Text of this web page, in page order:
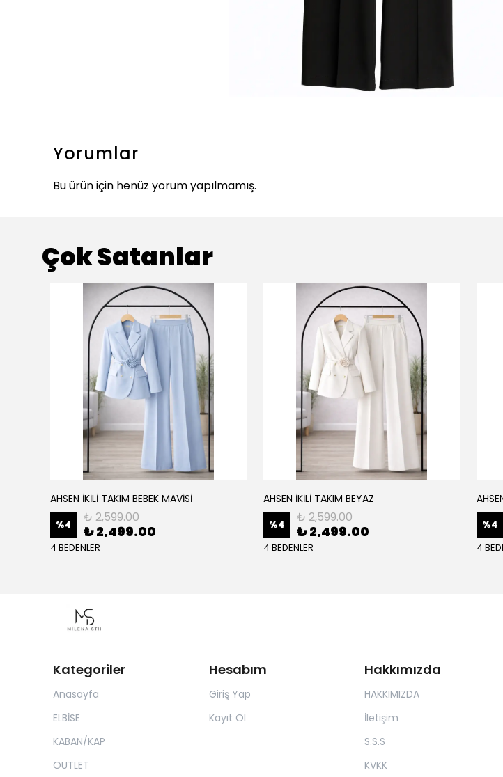
Yorumlar
Bu ürün için henüz yorum yapılmamış.
Çok Satanlar
AHSEN İKİLİ TAKIM BEBEK MAVİSİ
%4 ₺ 2,599.00
₺ 2,499.00
4 BEDENLER
AHSEN İKİLİ TAKIM BEYAZ
%4 ₺ 2,599.00
₺ 2,499.00
4 BEDENLER
%4
4
Kategoriler
Anasayfa
ELBİSE
KABAN/KAP
OUTLET
Hesabım
Giriş Yap
Kayıt Ol
Hakkımızda
HAKKIMIZDA
İletişim
S.S.S
KVKK